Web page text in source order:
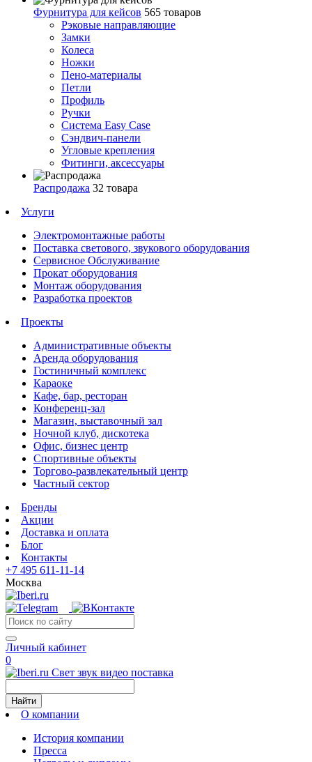
Фурнитура для кейсов 565 товаров
Рэковые направляющие
Замки
Колеса
Ножки
Пено-материалы
Петли
Профиль
Ручки
Система Easy Case
Сэндвич-панели
Угловые крепления
Фитинги, аксессуары
Распродажа 32 товара
Услуги
Электромонтажные работы
Поставка светового, звукового оборудования
Сервисное Обслуживание
Прокат оборудования
Монтаж оборудования
Разработка проектов
Проекты
Административные объекты
Аренда оборудования
Гостиничный комплекс
Караоке
Кафе, бар, ресторан
Конференц-зал
Магазин, выставочный зал
Ночной клуб, дискотека
Офис, бизнес центр
Спортивные объекты
Торгово-развлекательный центр
Частный сектор
Бренды
Акции
Доставка и оплата
Блог
Контакты
+7 495 611-11-14
Москва
Личный кабинет
0
Свет звук видео поставка
Найти
О компании
История компании
Пресса